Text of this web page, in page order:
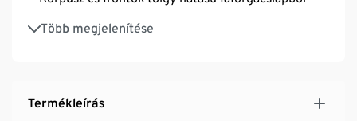
Több megjelenítése
2 kivetőpántos és nyomásra nyíló ajtó
2 tetszőleges magasságba behelyezhető polclap
MADE IN GERMANY
Termékleírás